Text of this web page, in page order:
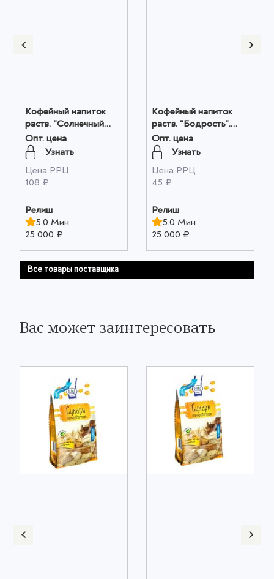
Кофейный напиток
раств. "Солнечный
колос". ГОСТ. м/у
250гр. оптом
Опт. цена
Узнать
Цена РРЦ
108 ₽
Релиш
5.0 Мин
25 000 ₽
Кофейный напиток
раств. "Бодрость".
ГОСТ цв. пл.. 100гр.
оптом
Опт. цена
Узнать
Цена РРЦ
45 ₽
Релиш
5.0 Мин
25 000 ₽
Все товары поставщика
Вас может заинтересовать